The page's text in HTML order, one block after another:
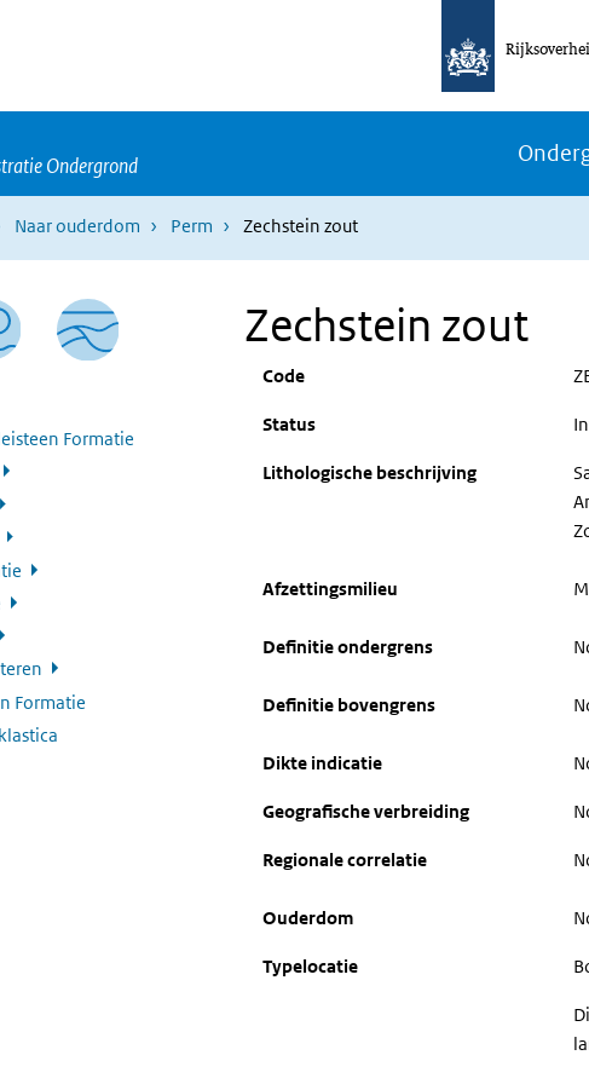
Ondergrond
Naar ouderdom Perm Zechstein zout
Zechstein zout
Code
Status
Lithologische beschrijving
Afzettingsmilieu
Definitie ondergrens
Definitie bovengrens
Dikte indicatie
Geografische verbreiding
Regionale correlatie
Ouderdom
Typelocatie
Formatie
Formatie